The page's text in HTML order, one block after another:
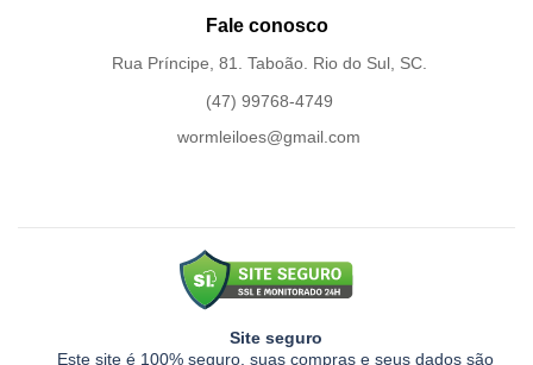
Fale conosco
Rua Príncipe, 81. Taboão. Rio do Sul, SC.
(47) 99768-4749
wormleiloes@gmail.com
Site seguro
Este site é 100% seguro, suas compras e seus dados são